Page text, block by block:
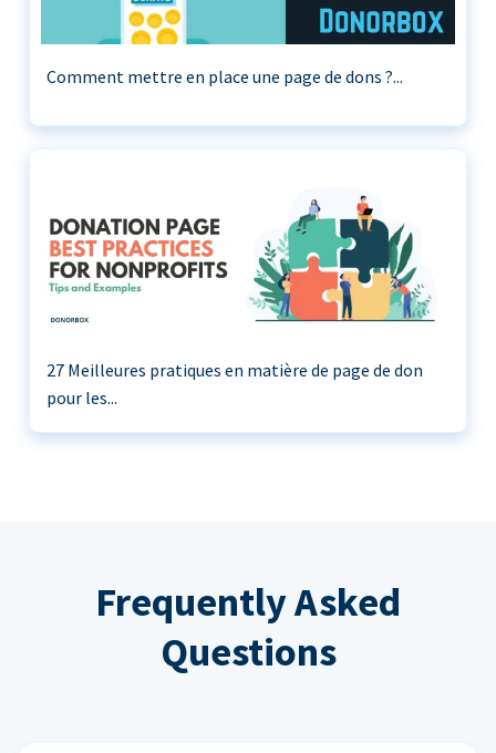
Comment mettre en place une page de dons ?...
27 Meilleures pratiques en matière de page de don
pour les...
Frequently Asked
Questions